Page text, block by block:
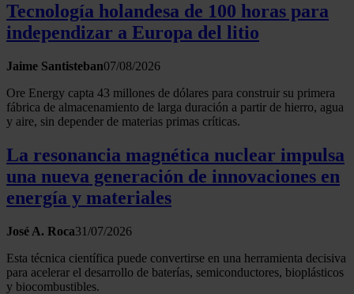
Tecnología holandesa de 100 horas para
independizar a Europa del litio
Jaime Santisteban07/08/2026
Ore Energy capta 43 millones de dólares para construir su primera
fábrica de almacenamiento de larga duración a partir de hierro, agua
y aire, sin depender de materias primas críticas.
La resonancia magnética nuclear impulsa
una nueva generación de innovaciones en
energía y materiales
José A. Roca31/07/2026
Esta técnica científica puede convertirse en una herramienta decisiva
para acelerar el desarrollo de baterías, semiconductores, bioplásticos
y biocombustibles.